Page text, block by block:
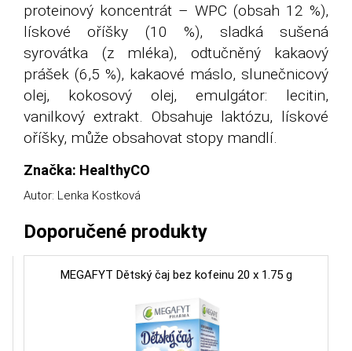
proteinový koncentrát – WPC (obsah 12 %),
lískové oříšky (10 %), sladká sušená
syrovátka (z mléka), odtučněný kakaový
prášek (6,5 %), kakaové máslo, slunečnicový
olej, kokosový olej, emulgátor: lecitin,
vanilkový extrakt. Obsahuje laktózu, lískové
oříšky, může obsahovat stopy mandlí.
Značka: HealthyCO
Autor: Lenka Kostková
Doporučené produkty
MEGAFYT Dětský čaj bez kofeinu 20 x 1.75 g